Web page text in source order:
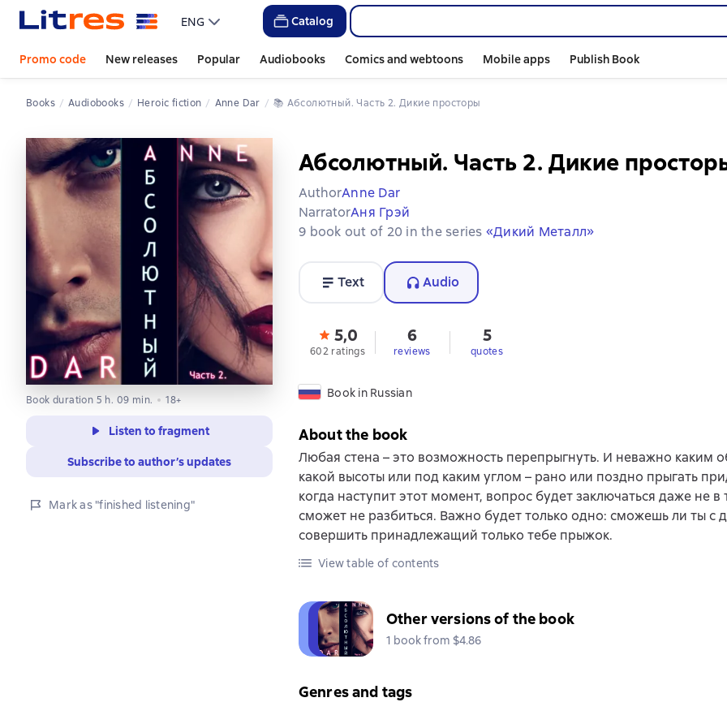
ENG Catalog
Promo code New releases Popular Audiobooks Comics and webtoons Mobile apps Publish Book
Books Audiobooks Heroic fiction Anne Dar 📚 Абсолютный. Часть 2. Дикие просторы
Book duration 5 h. 09 min. 18+
Listen to fragment
Subscribe to author’s updates
Mark as "finished listening"
Абсолютный. Часть 2. Дикие
AuthorAnne Dar
NarratorАня Грэй
9 book out of 20 in the series «Дикий Металл»
Text Audio
5,0
602 ratings
6
reviews
5
quotes
Book in Russian
About the book
Любая стена – это возможность перепрыгнуть. И неважно каким
какой высоты или под каким углом – рано или поздно прыгать
когда наступит этот момент, вопрос будет заключаться даже не в
сможет не разбиться. Важно будет только одно: сможешь ли ты с
совершить принадлежащий только тебе прыжок.
View table of contents
Other versions of the book
1 book from $4.86
Genres and tags